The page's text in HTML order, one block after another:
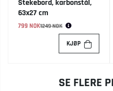
Stekebord, karbonstål,
63x27 cm
799 NOK
Vanlig pris:1249 NOK
KJØP
SE FLERE